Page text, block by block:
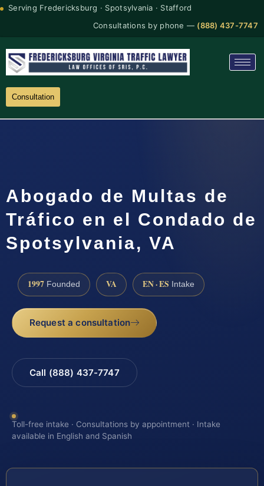
Serving Fredericksburg · Spotsylvania · Stafford
Consultations by phone — (888) 437-7747
Consultation
Abogado de Multas de
Tráfico en el Condado de
Spotsylvania, VA
1997 Founded VA EN · ES Intake
Request a consultation
Call (888) 437-7747
Toll-free intake · Consultations by appointment · Intake
available in English and Spanish